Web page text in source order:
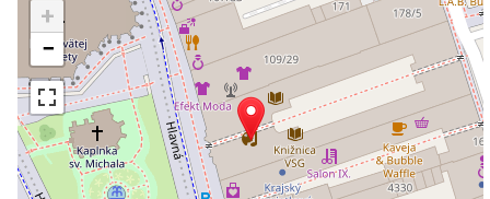
+
−